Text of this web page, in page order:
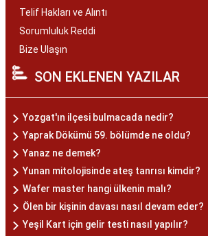
Telif Hakları ve Alıntı
Sorumluluk Reddi
Bize Ulaşın
SON EKLENEN YAZILAR
Yozgat'ın ilçesi bulmacada nedir?
Yaprak Dökümü 59. bölümde ne oldu?
Yanaz ne demek?
Yunan mitolojisinde ateş tanrısı kimdir?
Wafer master hangi ülkenin malı?
Ölen bir kişinin davası nasıl devam eder?
Yeşil Kart için gelir testi nasıl yapılır?